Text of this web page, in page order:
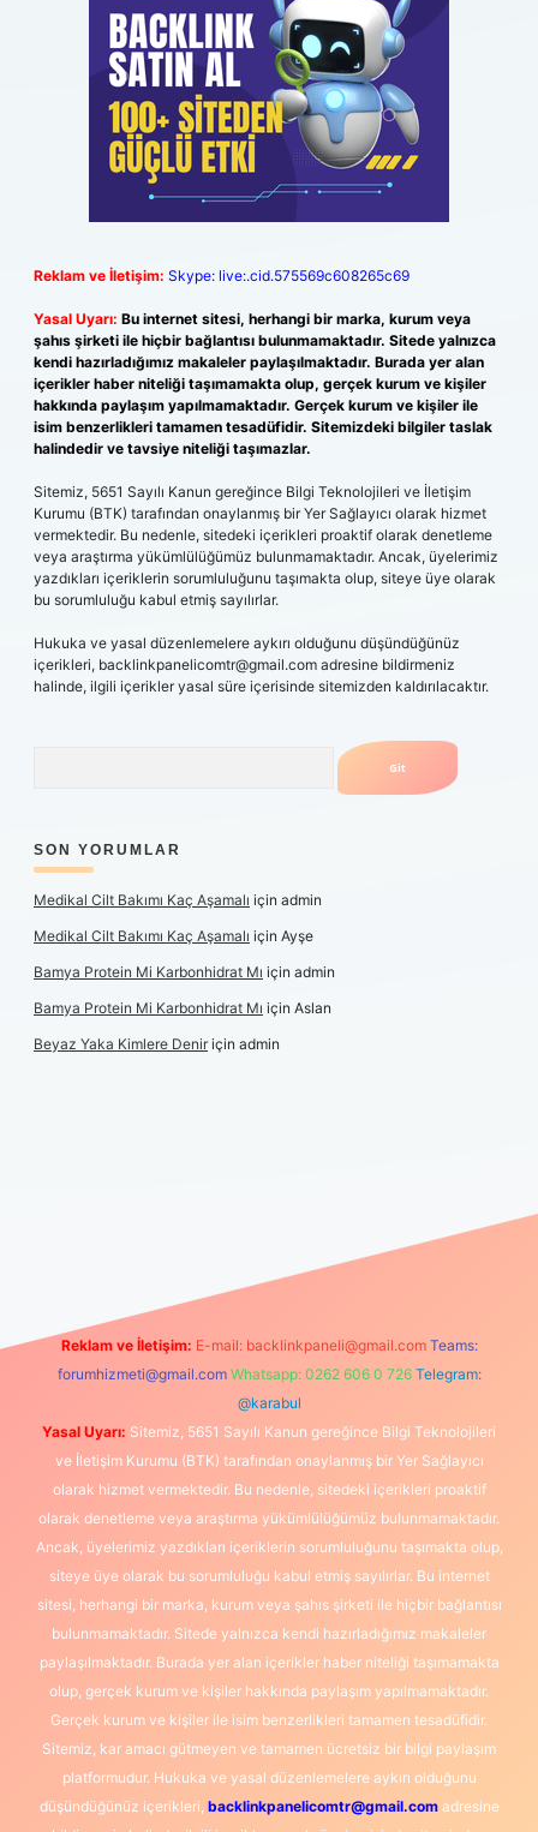
Reklam ve İletişim: Skype: live:.cid.575569c608265c69
Yasal Uyarı: Bu internet sitesi, herhangi bir marka, kurum veya
şahıs şirketi ile hiçbir bağlantısı bulunmamaktadır. Sitede yalnızca
kendi hazırladığımız makaleler paylaşılmaktadır. Burada yer alan
içerikler haber niteliği taşımamakta olup, gerçek kurum ve kişiler
hakkında paylaşım yapılmamaktadır. Gerçek kurum ve kişiler ile
isim benzerlikleri tamamen tesadüfidir. Sitemizdeki bilgiler taslak
halindedir ve tavsiye niteliği taşımazlar.
Sitemiz, 5651 Sayılı Kanun gereğince Bilgi Teknolojileri ve İletişim
Kurumu (BTK) tarafından onaylanmış bir Yer Sağlayıcı olarak hizmet
vermektedir. Bu nedenle, sitedeki içerikleri proaktif olarak denetleme
veya araştırma yükümlülüğümüz bulunmamaktadır. Ancak, üyelerimiz
yazdıkları içeriklerin sorumluluğunu taşımakta olup, siteye üye olarak
bu sorumluluğu kabul etmiş sayılırlar.
Hukuka ve yasal düzenlemelere aykırı olduğunu düşündüğünüz
içerikleri, backlinkpanelicomtr@gmail.com adresine bildirmeniz
halinde, ilgili içerikler yasal süre içerisinde sitemizden kaldırılacaktır.
SON YORUMLAR
Medikal Cilt Bakımı Kaç Aşamalı için admin
Medikal Cilt Bakımı Kaç Aşamalı için Ayşe
Bamya Protein Mi Karbonhidrat Mı için admin
Bamya Protein Mi Karbonhidrat Mı için Aslan
Beyaz Yaka Kimlere Deniriçin admin
Reklam ve İletişim: E-mail: backlinkpaneli@gmail.com Teams:
forumhizmeti@gmail.com Whatsapp: 0262 606 0 726 Telegram:
@karabul
Yasal Uyarı: Sitemiz, 5651 Sayılı Kanun gereğince Bilgi Teknolojileri
ve İletişim Kurumu (BTK) tarafından onaylanmış bir Yer Sağlayıcı
olarak hizmet vermektedir. Bu nedenle, sitedeki içerikleri proaktif
olarak denetleme veya araştırma yükümlülüğümüz bulunmamaktadır.
Ancak, üyelerimiz yazdıkları içeriklerin sorumluluğunu taşımakta olup,
siteye üye olarak bu sorumluluğu kabul etmiş sayılırlar. Bu internet
sitesi, herhangi bir marka, kurum veya şahıs şirketi ile hiçbir bağlantısı
bulunmamaktadır. Sitede yalnızca kendi hazırladığımız makaleler
paylaşılmaktadır. Burada yer alan içerikler haber niteliği taşımamakta
olup, gerçek kurum ve kişiler hakkında paylaşım yapılmamaktadır.
Gerçek kurum ve kişiler ile isim benzerlikleri tamamen tesadüfidir.
Sitemiz, kar amacı gütmeyen ve tamamen ücretsiz bir bilgi paylaşım
platformudur. Hukuka ve yasal düzenlemelere aykırı olduğunu
düşündüğünüz içerikleri, backlinkpanelicomtr@gmail.comadresine